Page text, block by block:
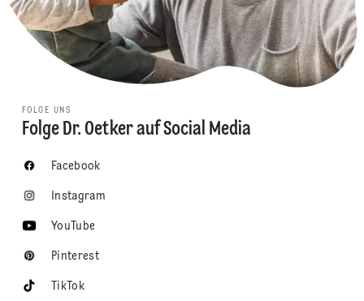
FOLGE UNS
Folge Dr. Oetker auf Social Media
Facebook
Instagram
YouTube
Pinterest
TikTok